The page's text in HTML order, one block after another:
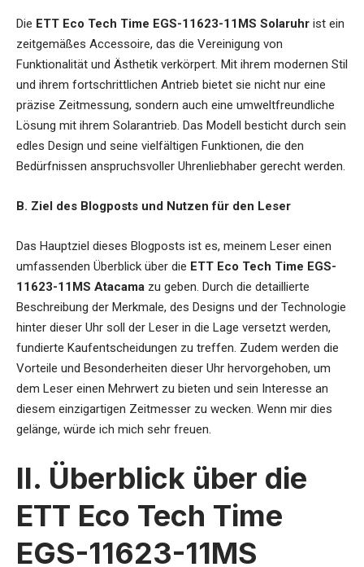
Die ETT Eco Tech Time EGS-11623-11MS Solaruhr ist ein
zeitgemäßes Accessoire, das die Vereinigung von
Funktionalität und Ästhetik verkörpert. Mit ihrem modernen Stil
und ihrem fortschrittlichen Antrieb bietet sie nicht nur eine
präzise Zeitmessung, sondern auch eine umweltfreundliche
Lösung mit ihrem Solarantrieb. Das Modell besticht durch sein
edles Design und seine vielfältigen Funktionen, die den
Bedürfnissen anspruchsvoller Uhrenliebhaber gerecht werden.
B. Ziel des Blogposts und Nutzen für den Leser
Das Hauptziel dieses Blogposts ist es, meinem Leser einen
umfassenden Überblick über die ETT Eco Tech Time EGS-
11623-11MS Atacama zu geben. Durch die detaillierte
Beschreibung der Merkmale, des Designs und der Technologie
hinter dieser Uhr soll der Leser in die Lage versetzt werden,
fundierte Kaufentscheidungen zu treffen. Zudem werden die
Vorteile und Besonderheiten dieser Uhr hervorgehoben, um
dem Leser einen Mehrwert zu bieten und sein Interesse an
diesem einzigartigen Zeitmesser zu wecken. Wenn mir dies
gelänge, würde ich mich sehr freuen.
II. Überblick über die
ETT Eco Tech Time
EGS-11623-11MS